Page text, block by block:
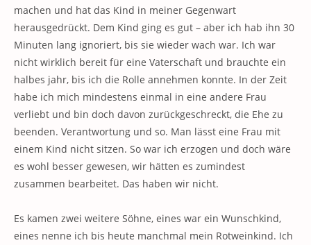
machen und hat das Kind in meiner Gegenwart
herausgedrückt. Dem Kind ging es gut – aber ich hab ihn 30
Minuten lang ignoriert, bis sie wieder wach war. Ich war
nicht wirklich bereit für eine Vaterschaft und brauchte ein
halbes jahr, bis ich die Rolle annehmen konnte. In der Zeit
habe ich mich mindestens einmal in eine andere Frau
verliebt und bin doch davon zurückgeschreckt, die Ehe zu
beenden. Verantwortung und so. Man lässt eine Frau mit
einem Kind nicht sitzen. So war ich erzogen und doch wäre
es wohl besser gewesen, wir hätten es zumindest
zusammen bearbeitet. Das haben wir nicht.
Es kamen zwei weitere Söhne, eines war ein Wunschkind,
eines nenne ich bis heute manchmal mein Rotweinkind. Ich